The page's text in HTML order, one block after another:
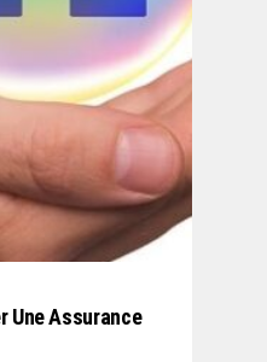
Une Assurance